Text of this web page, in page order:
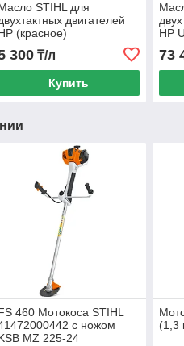
STIHL для
двигателей
(красное)
300₸/л
Купить
HP
73
460 Мотокоса STIHL
с ножом
MZ 225-24
(1,3